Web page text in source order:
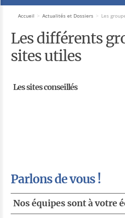
Accueil > Actualités et Dossiers > Les
Les différents
sites utiles
Les sites conseillés
Parlons de vous !
Nos équipes sont à votre